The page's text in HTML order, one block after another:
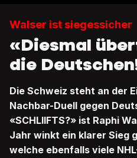
Walser ist siegessicher
«Diesmal
die
Die Schweiz steht an der
Nachbar-Duell gegen
«SCHLIIFTS?» ist Raphi
Jahr winkt ein klarer Sieg
welche ebenfalls viele